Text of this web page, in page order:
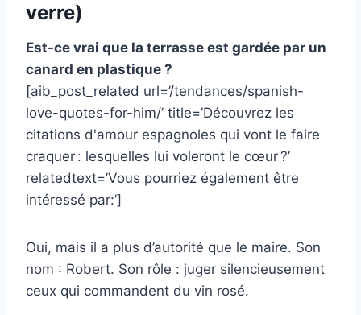
verre)
Est-ce vrai que la terrasse est gardée par un
canard en plastique ?
[aib_post_related url=’/tendances/spanish-
love-quotes-for-him/’ title=’Découvrez les
citations d'amour espagnoles qui vont le faire
craquer : lesquelles lui voleront le cœur ?’
relatedtext=’Vous pourriez également être
intéressé par:’]
Oui, mais il a plus d’autorité que le maire. Son
nom : Robert. Son rôle : juger silencieusement
ceux qui commandent du vin rosé.